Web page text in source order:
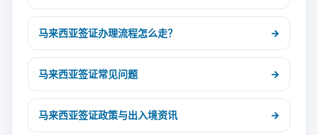
马来西亚签证办理流程怎么走？ →
马来西亚签证常见问题 →
马来西亚签证政策与出入境资讯 →